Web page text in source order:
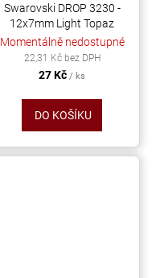
Swarovski DROP 3230 -
12x7mm Light Topaz
Momentálně nedostupné
22,31 Kč bez DPH
27 Kč / ks
DO KOŠÍKU